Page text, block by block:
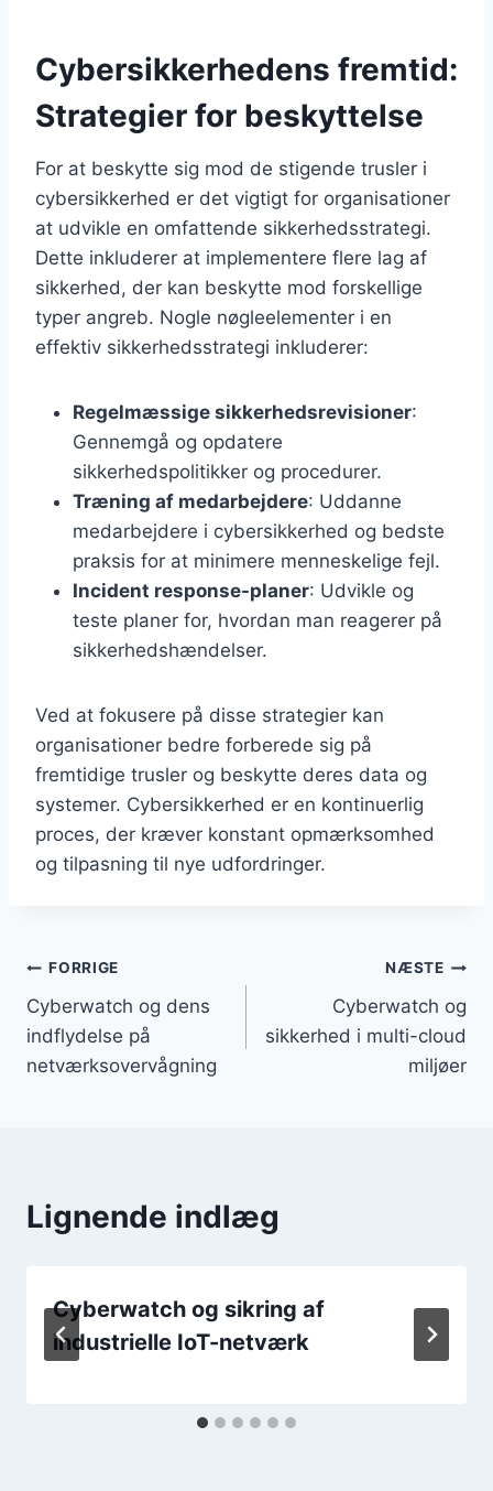
Cybersikkerhedens fremtid:
Strategier for beskyttelse
For at beskytte sig mod de stigende trusler i
cybersikkerhed er det vigtigt for organisationer
at udvikle en omfattende sikkerhedsstrategi.
Dette inkluderer at implementere flere lag af
sikkerhed, der kan beskytte mod forskellige
typer angreb. Nogle nøgleelementer i en
effektiv sikkerhedsstrategi inkluderer:
Regelmæssige sikkerhedsrevisioner:
Gennemgå og opdatere
sikkerhedspolitikker og procedurer.
Træning af medarbejdere: Uddanne
medarbejdere i cybersikkerhed og bedste
praksis for at minimere menneskelige fejl.
Incident response-planer: Udvikle og
teste planer for, hvordan man reagerer på
sikkerhedshændelser.
Ved at fokusere på disse strategier kan
organisationer bedre forberede sig på
fremtidige trusler og beskytte deres data og
systemer. Cybersikkerhed er en kontinuerlig
proces, der kræver konstant opmærksomhed
og tilpasning til nye udfordringer.
Indlægsnavigation
FORRIGE
Cyberwatch og dens
indflydelse på
netværksovervågning
NÆSTE
Cyberwatch og
sikkerhed i multi-cloud
miljøer
Lignende indlæg
Cyberwatch og sikring af
industrielle IoT-netværk